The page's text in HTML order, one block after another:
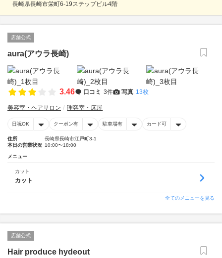
長崎県長崎市栄町6-19ステップビル4階
店舗公式
aura(アウラ長崎)
3.46 口コミ 3件 写真 13枚
美容室・ヘアサロン 理容室・床屋
日祝OK クーポン有 駐車場有 カード可
住所
長崎県長崎市江戸町3-1
本日の営業状況 10:00〜18:00
メニュー
カット
カット
全てのメニューを見る
店舗公式
Hair produce hydeout